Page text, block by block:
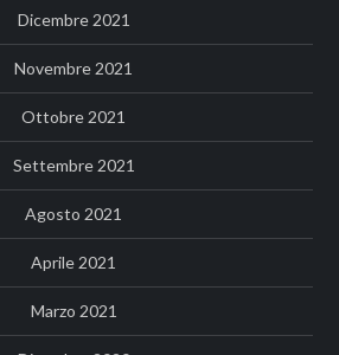
Dicembre 2021
Novembre 2021
Ottobre 2021
Settembre 2021
Agosto 2021
Aprile 2021
Marzo 2021